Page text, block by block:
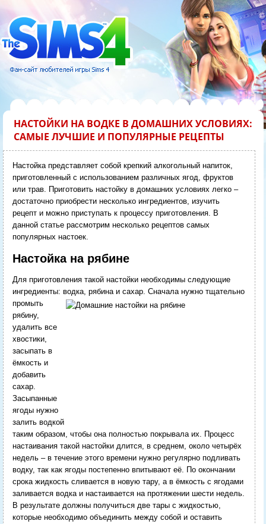
НАСТОЙКИ НА ВОДКЕ В ДОМАШНИХ УСЛОВИЯХ:
САМЫЕ ЛУЧШИЕ И ПОПУЛЯРНЫЕ РЕЦЕПТЫ
Настойка представляет собой крепкий алкогольный напиток,
приготовленный с использованием различных ягод, фруктов
или трав. Приготовить настойку в домашних условиях легко –
достаточно приобрести несколько ингредиентов, изучить
рецепт и можно приступать к процессу приготовления. В
данной статье рассмотрим несколько рецептов самых
популярных настоек.
Настойка на рябине
Для приготовления такой настойки необходимы следующие
ингредиенты: водка, рябина и сахар. Сначала нужно тщательно
промыть
рябину,
удалить все
хвостики,
засыпать в
ёмкость и
добавить
сахар.
Засыпанные
ягоды нужно
залить водкой
таким образом, чтобы она полностью покрывала их. Процесс
настаивания такой настойки длится, в среднем, около четырёх
недель – в течение этого времени нужно регулярно подливать
водку, так как ягоды постепенно впитывают её. По окончании
срока жидкость сливается в новую тару, а в ёмкость с ягодами
заливается водка и настаивается на протяжении шести недель.
В результате должны получиться две тары с жидкостью,
которые необходимо объединить между собой и оставить